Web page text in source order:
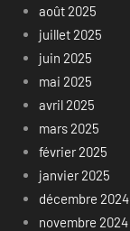
août 2025
juillet 2025
juin 2025
mai 2025
avril 2025
mars 2025
février 2025
janvier 2025
décembre 2024
novembre 2024